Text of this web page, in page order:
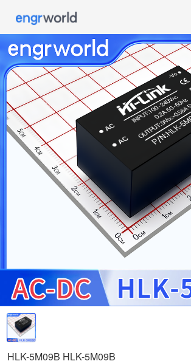
HLK-5M09B HLK-5M09B